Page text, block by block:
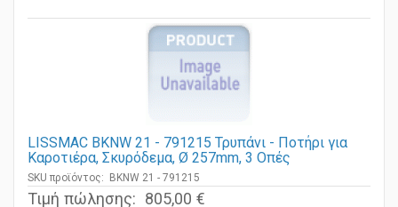
LISSMAC BKNW 21 - 791215 Τρυπάνι - Ποτήρι για
Καροτιέρα, Σκυρόδεμα, Ø 257mm, 3 Οπές
SKU προϊόντος: BKNW 21 - 791215